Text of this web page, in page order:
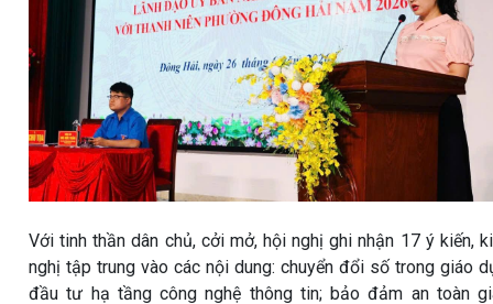
Với tinh thần dân chủ, cởi mở, hội nghị ghi nhận 17 ý kiến,
nghị tập trung vào các nội dung: chuyển đổi số trong giáo
đầu tư hạ tầng công nghệ thông tin; bảo đảm an toàn